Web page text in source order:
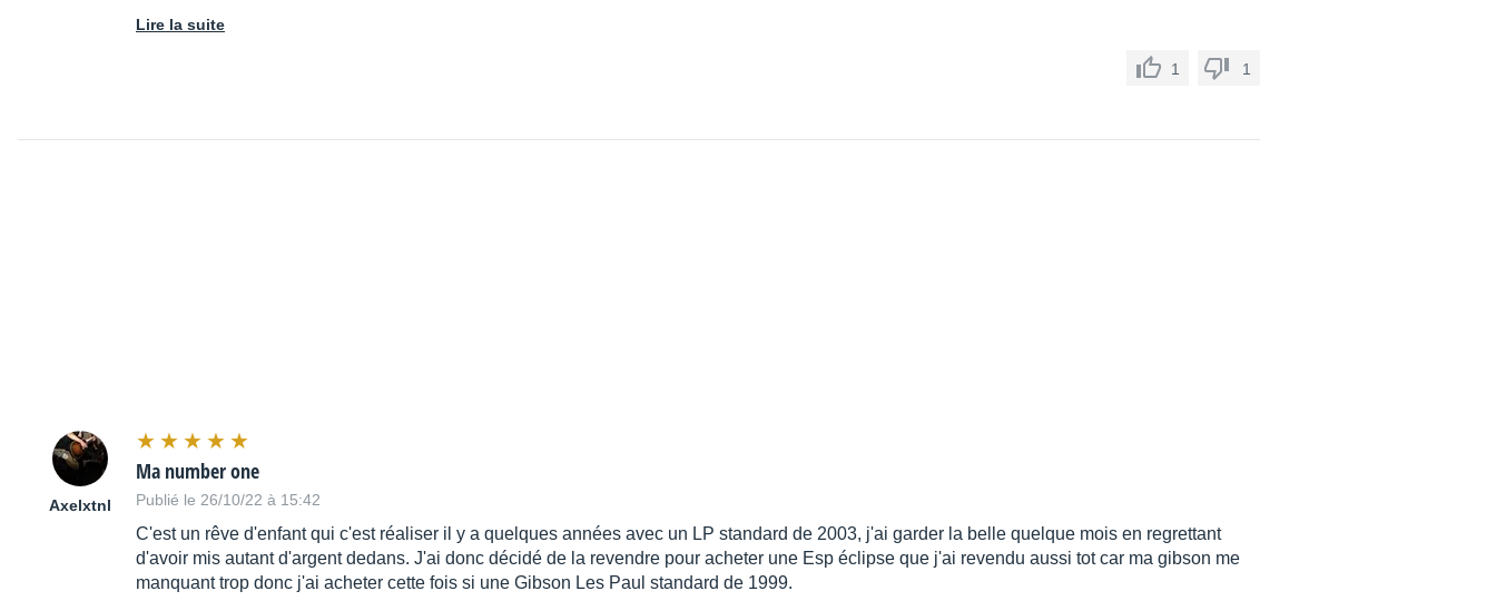
Lire la suite
1 1
Axelxtnl
Ma number one
Publié le 26/10/22 à 15:42
C'est un rêve d'enfant qui c'est réaliser il y a quelques années avec un LP standard de 2003, j'ai garder la belle quelque mois en regrettant
d'avoir mis autant d'argent dedans. J'ai donc décidé de la revendre pour acheter une Esp éclipse que j'ai revendu aussi tot car ma gibson me
manquant trop donc j'ai acheter cette fois si une Gibson Les Paul standard de 1999.